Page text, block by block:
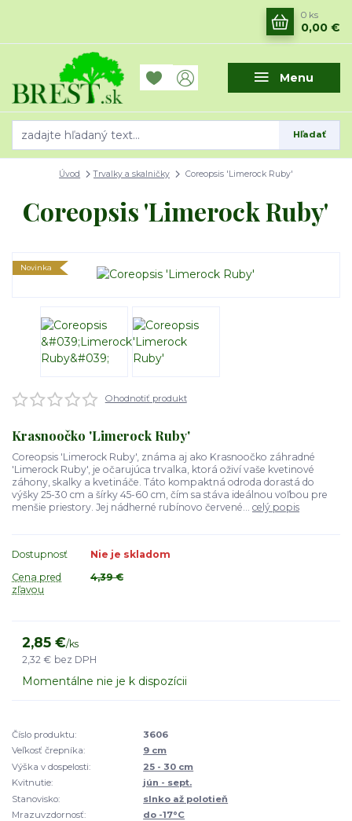
Menu
Hľadať
0 ks
0,00 €
Úvod Trvalky a skalničky Coreopsis 'Limerock Ruby'
Coreopsis 'Limerock Ruby'
Novinka
Ohodnotiť produkt
Krasnoočko 'Limerock Ruby'
Coreopsis 'Limerock Ruby', známa aj ako Krasnoočko záhradné
'Limerock Ruby', je očarujúca trvalka, ktorá oživí vaše kvetinové
záhony, skalky a kvetináče. Táto kompaktná odroda dorastá do
výšky 25-30 cm a šírky 45-60 cm, čím sa stáva ideálnou voľbou pre
menšie priestory. Jej nádherné rubínovo červené... celý popis
Dostupnosť
Nie je skladom
Cena pred
zľavou
4,39 €
2,85 €/ks
2,32 € bez DPH
Momentálne nie je k dispozícii
Číslo produktu:
3606
Veľkosť črepníka:
9 cm
Výška v dospelosti:
25 - 30 cm
Kvitnutie:
jún - sept.
Stanovisko:
slnko až polotieň
Mrazuvzdornosť:
do -17°C